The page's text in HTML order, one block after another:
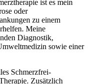
ist es mein
oder
zu einem
Meine
Diagnostik,
sowie einer
Schmerzfrei-
Zusätzlich